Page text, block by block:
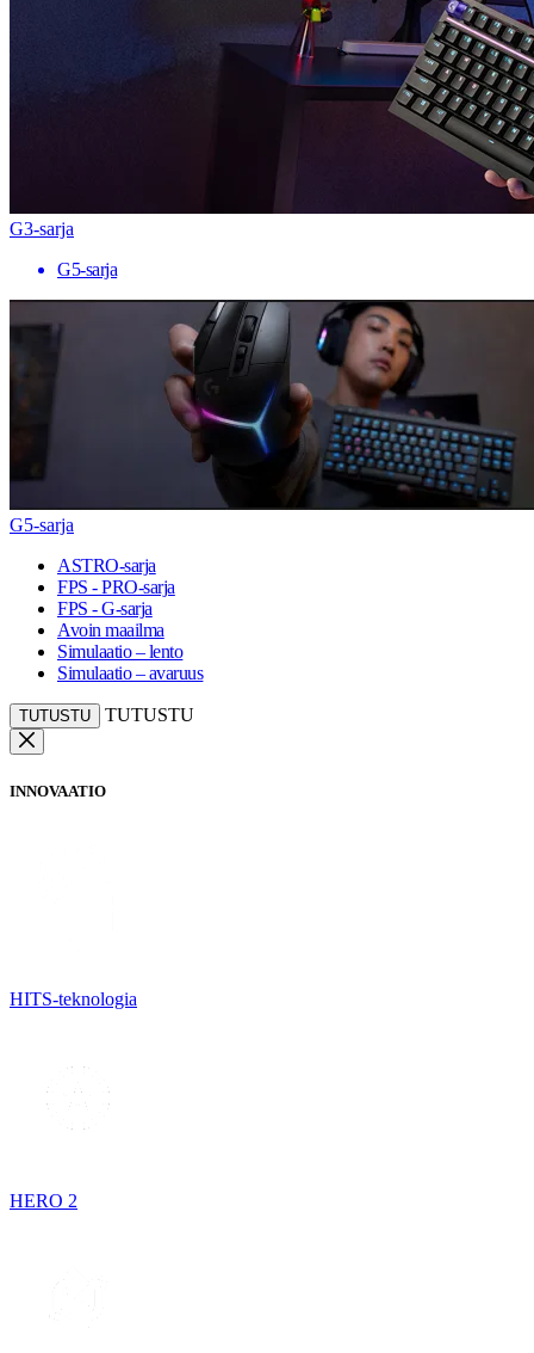
G3-sarja
G5-sarja
G5-sarja
ASTRO-sarja
FPS - PRO-sarja
FPS - G-sarja
Avoin maailma
Simulaatio – lento
Simulaatio – avaruus
TUTUSTU TUTUSTU
INNOVAATIO
HITS-teknologia
HERO 2